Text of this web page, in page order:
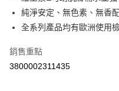
AFTEE先享後付
相關說明
AFTEE先享後付是「在收到商品
便利好安心！
１．簡單：不需註冊會員、不需
純淨安定、無色素、無香
全系列產品均有歐洲使用
銷售重點
3800002311435